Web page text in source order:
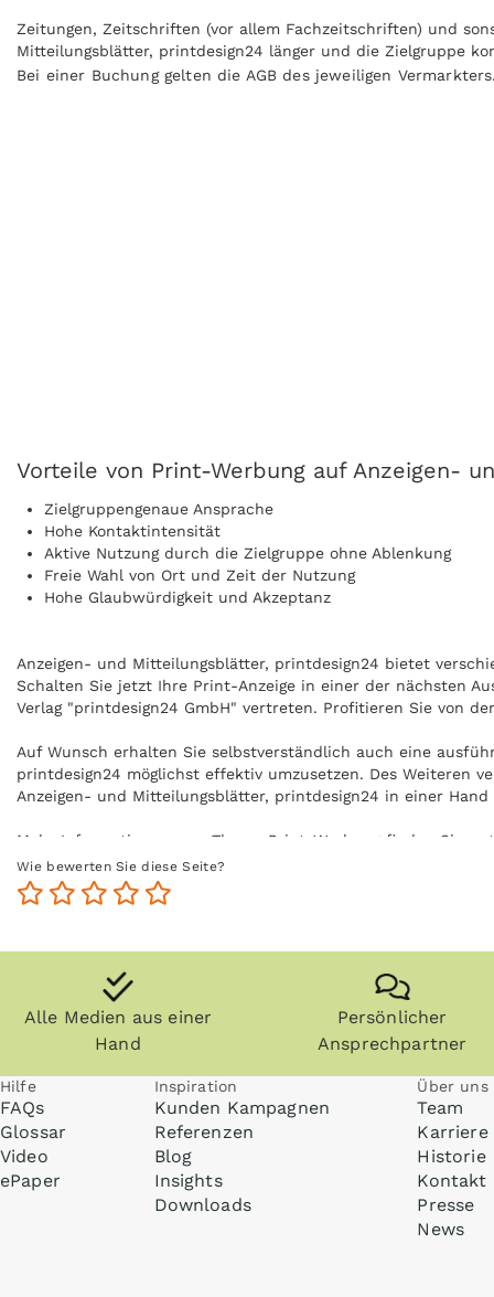
Zeitungen, Zeitschriften (vor allem Fachzeitschriften) und
Mitteilungsblätter, printdesign24 länger und die Zielgruppe
Bei einer Buchung gelten die AGB des jeweiligen
Vorteile von Print-Werbung auf Anzeigen-
Zielgruppengenaue Ansprache
Hohe Kontaktintensität
Aktive Nutzung durch die Zielgruppe ohne Ablenkung
Freie Wahl von Ort und Zeit der Nutzung
Hohe Glaubwürdigkeit und Akzeptanz
Anzeigen- und Mitteilungsblätter, printdesign24 bietet
Schalten Sie jetzt Ihre Print-Anzeige in einer der nächsten
Verlag "printdesign24 GmbH" vertreten. Profitieren Sie von
Auf Wunsch erhalten Sie selbstverständlich auch eine
printdesign24 möglichst effektiv umzusetzen. Des Weiteren
Anzeigen- und Mitteilungsblätter, printdesign24 in einer
Mehr Informationen zum Thema Print-Werbung finden Sie
Wie bewerten Sie diese Seite?
Alle Medien aus einer
Hand
Persönlicher
Ansprechpartner
Hilfe
FAQs
Glossar
Video
ePaper
Inspiration
Kunden Kampagnen
Referenzen
Blog
Insights
Downloads
Über uns
Team
Karriere
Historie
Kontakt
Presse
News